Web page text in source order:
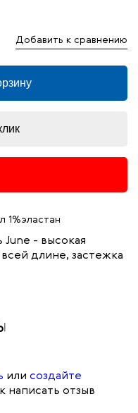
Добавить к сравнению
1%эластан
June - высокая
длине, застежка
или создайте
написать отзыв